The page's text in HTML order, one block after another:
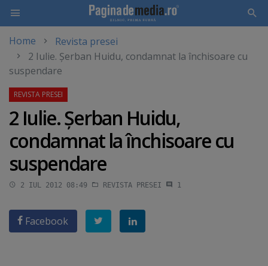
main
content
Home
Revista presei
2 Iulie. Şerban Huidu, condamnat la închisoare cu
suspendare
2 Iulie. Şerban Huidu,
condamnat la închisoare cu
suspendare
2 IUL 2012 08:49 REVISTA PRESEI 1
Facebook